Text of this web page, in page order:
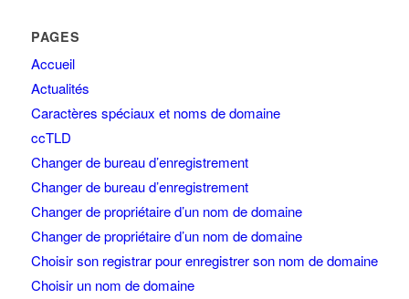
PAGES
Accueil
Actualités
Caractères spéciaux et noms de domaine
ccTLD
Changer de bureau d’enregistrement
Changer de bureau d’enregistrement
Changer de propriétaire d’un nom de domaine
Changer de propriétaire d’un nom de domaine
Choisir son registrar pour enregistrer son nom de domaine
Choisir un nom de domaine